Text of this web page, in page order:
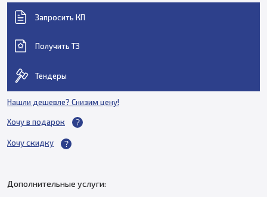
Запросить КП
Получить ТЗ
Тендеры
Нашли дешевле? Снизим цену!
Хочу в подарок
Хочу скидку
Дополнительные услуги: